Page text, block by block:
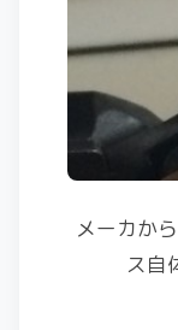
メーカか
ス自